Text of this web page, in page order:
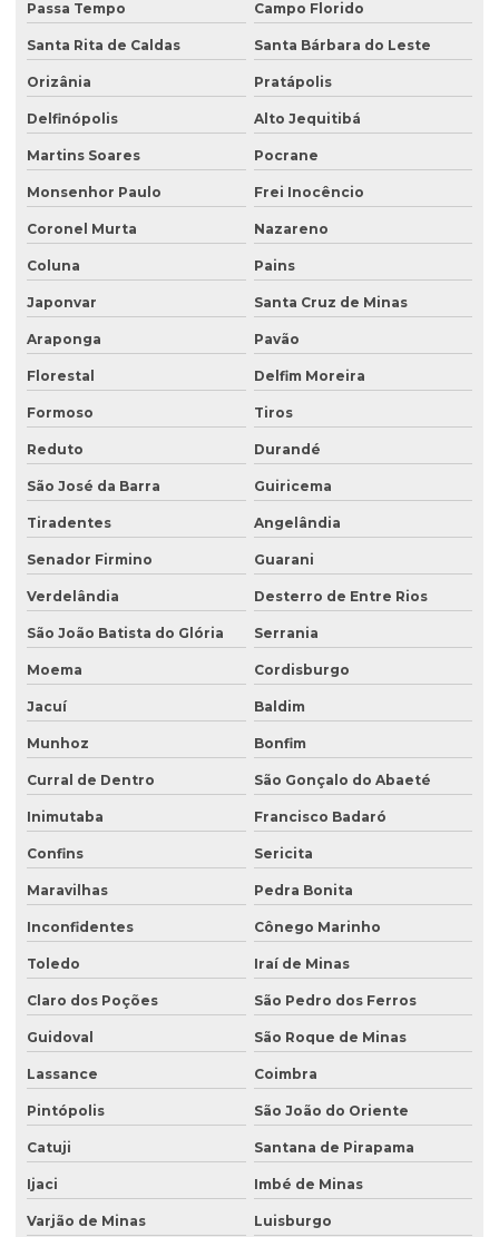
Passa Tempo Campo Florido
Santa Rita de Caldas Santa Bárbara do Leste
Orizânia Pratápolis
Delfinópolis Alto Jequitibá
Martins Soares Pocrane
Monsenhor Paulo Frei Inocêncio
Coronel Murta Nazareno
Coluna Pains
Japonvar Santa Cruz de Minas
Araponga Pavão
Florestal Delfim Moreira
Formoso Tiros
Reduto Durandé
São José da Barra Guiricema
Tiradentes Angelândia
Senador Firmino Guarani
Verdelândia Desterro de Entre Rios
São João Batista do Glória Serrania
Moema Cordisburgo
Jacuí Baldim
Munhoz Bonfim
Curral de Dentro São Gonçalo do Abaeté
Inimutaba Francisco Badaró
Confins Sericita
Maravilhas Pedra Bonita
Inconfidentes Cônego Marinho
Toledo Iraí de Minas
Claro dos Poções São Pedro dos Ferros
Guidoval São Roque de Minas
Lassance Coimbra
Pintópolis São João do Oriente
Catuji Santana de Pirapama
Ijaci Imbé de Minas
Varjão de Minas Luisburgo